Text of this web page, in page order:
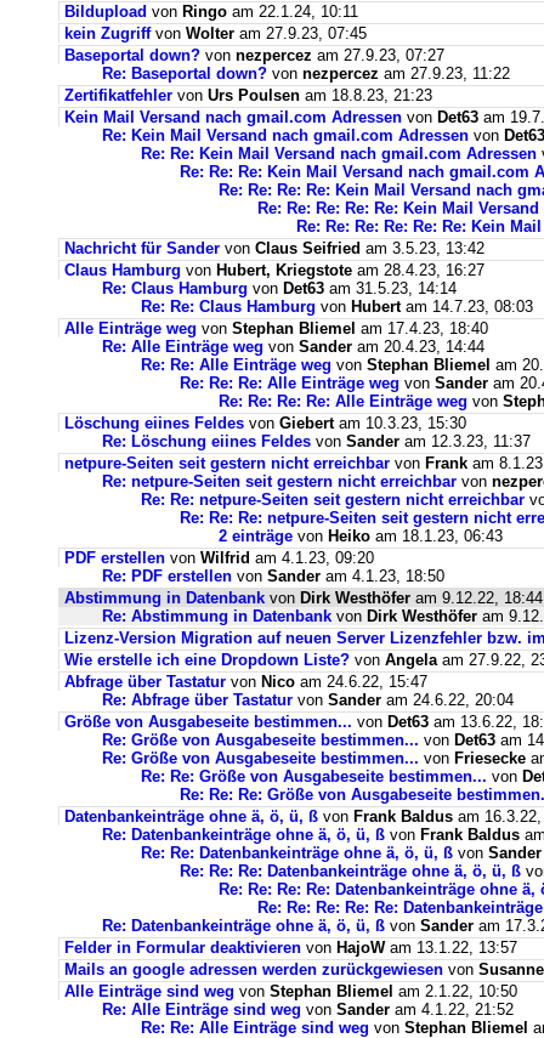
Bildupload von Ringo am 22.1.24, 10:11
kein Zugriffvon Wolter am 27.9.23, 07:45
Baseportal down? von nezpercez am 27.9.23, 07:27
Re: Baseportal down? von nezpercez am 27.9.23, 11:22
Zertifikatfehler von Urs Poulsen am 18.8.23, 21:23
Kein Mail Versand nach gmail.com Adressen von Det63 am
Re: Kein Mail Versand nach gmail.com Adressen von Det63
Re: Re: Kein Mail Versand nach gmail.com Adressen
Re: Re: Re: Kein Mail Versand nach gmail.com
Re: Re: Re: Re: Kein Mail Versand nach
Re: Re: Re: Re: Re: Kein Mail
Re: Re: Re: Re: Re: Re: Kein
Nachricht für Sander von Claus Seifried am 3.5.23, 13:42
Claus Hamburg von Hubert, Kriegstote am 28.4.23, 16:27
Re: Claus Hamburg von Det63 am 31.5.23, 14:14
Re: Re: Claus Hamburg von Hubertam 14.7.23, 08:03
Alle Einträge weg von Stephan Bliemel am 17.4.23, 18:40
Re: Alle Einträge weg von Sander am 20.4.23, 14:44
Re: Re: Alle Einträge weg von Stephan Bliemel am
Re: Re: Re: Alle Einträge weg von Sander am
Re: Re: Re: Re: Alle Einträge weg von
Löschung eiines Feldes von Giebertam 10.3.23, 15:30
Re: Löschung eiines Feldes von Sander am 12.3.23, 11:37
netpure-Seiten seit gestern nicht erreichbar von Frank am
Re: netpure-Seiten seit gestern nicht erreichbar von
Re: Re: netpure-Seiten seit gestern nicht erreichbar
Re: Re: Re: netpure-Seiten seit gestern nicht
2 einträge von Heiko am 18.1.23, 06:43
PDF erstellen von Wilfrid am 4.1.23, 09:20
Re: PDF erstellen von Sander am 4.1.23, 18:50
Abstimmung in Datenbank von Dirk Westhöfer am 9.12.22, 18:44
Re: Abstimmung in Datenbank von Dirk Westhöfer am
Lizenz-Version Migration auf neuen Server Lizenzfehler bzw.
Wie erstelle ich eine Dropdown Liste? von Angela am 27.9.22,
Abfrage über Tastatur von Nico am 24.6.22, 15:47
Re: Abfrage über Tastatur von Sander am 24.6.22, 20:04
Größe von Ausgabeseite bestimmen... von Det63 am 13.6.22,
Re: Größe von Ausgabeseite bestimmen... von Det63 am
Re: Größe von Ausgabeseite bestimmen... von Friesecke
Re: Re: Größe von Ausgabeseite bestimmen... von
Re: Re: Re: Größe von Ausgabeseite
Datenbankeinträge ohne ä, ö, ü, ß von Frank Baldus am
Re: Datenbankeinträge ohne ä, ö, ü, ß von Frank Baldus
Re: Re: Datenbankeinträge ohne ä, ö, ü, ß von Sander
Re: Re: Re: Datenbankeinträge ohne ä, ö, ü, ß
Re: Re: Re: Re: Datenbankeinträge ohne ä,
Re: Re: Re: Re: Re:
Re: Datenbankeinträge ohne ä, ö, ü, ß von Sander am
Felder in Formular deaktivieren von HajoWam 13.1.22, 13:57
Mails an google adressen werden zurückgewiesen von Susanne
Alle Einträge sind weg von Stephan Bliemel am 2.1.22, 10:50
Re: Alle Einträge sind weg von Sander am 4.1.22, 21:52
Re: Re: Alle Einträge sind weg von Stephan Bliemel